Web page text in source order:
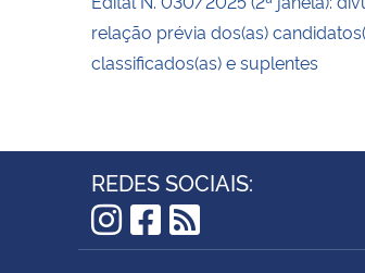
relação prévia dos(as)
classificados(as) e suplentes
REDES SOCIAIS:
Instagram
Facebook
RSS